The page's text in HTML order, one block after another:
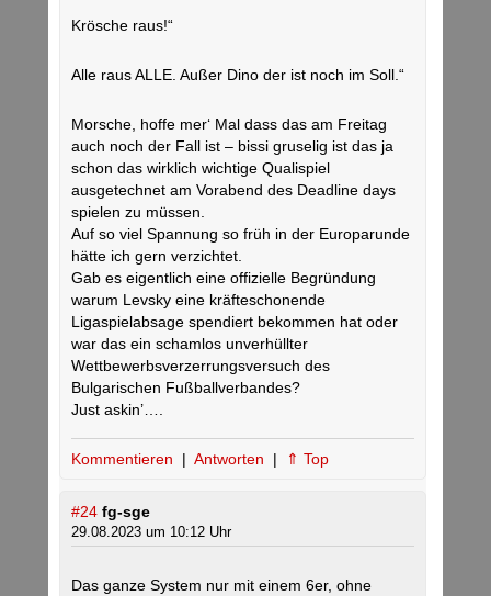
Krösche raus!“
Alle raus ALLE. Außer Dino der ist noch im Soll.“
Morsche, hoffe mer‘ Mal dass das am Freitag
auch noch der Fall ist – bissi gruselig ist das ja
schon das wirklich wichtige Qualispiel
ausgetechnet am Vorabend des Deadline days
spielen zu müssen.
Auf so viel Spannung so früh in der Europarunde
hätte ich gern verzichtet.
Gab es eigentlich eine offizielle Begründung
warum Levsky eine kräfteschonende
Ligaspielabsage spendiert bekommen hat oder
war das ein schamlos unverhüllter
Wettbewerbsverzerrungsversuch des
Bulgarischen Fußballverbandes?
Just askin’….
Kommentieren | Antworten | ⇑ Top
#24 fg-sge
29.08.2023 um 10:12 Uhr
Das ganze System nur mit einem 6er, ohne